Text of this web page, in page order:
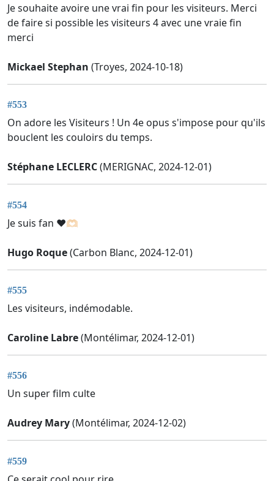
Je souhaite avoire une vrai fin pour les visiteurs. Merci
de faire si possible les visiteurs 4 avec une vraie fin
merci
Mickael Stephan (Troyes, 2024-10-18)
#553
On adore les Visiteurs ! Un 4e opus s'impose pour qu'ils
bouclent les couloirs du temps.
Stéphane LECLERC(MERIGNAC, 2024-12-01)
#554
Je suis fan ❤️🫶🏻
Hugo Roque(Carbon Blanc, 2024-12-01)
#555
Les visiteurs, indémodable.
Caroline Labre(Montélimar, 2024-12-01)
#556
Un super film culte
Audrey Mary(Montélimar, 2024-12-02)
#559